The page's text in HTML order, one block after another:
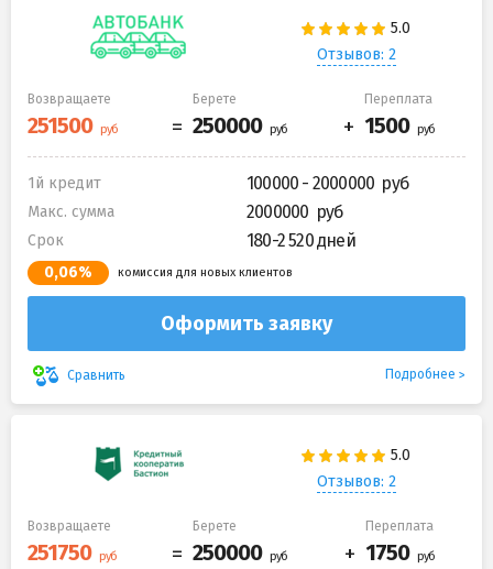
Отзывов: 2
Возвращаете Берете Переплата
1й кредит 100000 - 2000000
Макс. сумма 2000000
Срок 180-2 520 дней
0,06% комиссия для новых клиентов
Оформить заявку
Сравнить Подробнее
Отзывов: 2
Возвращаете Берете Переплата